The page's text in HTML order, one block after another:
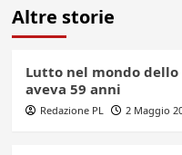
Altre storie
Lutto nel mondo
aveva 59 anni
Redazione PL 2 Maggio